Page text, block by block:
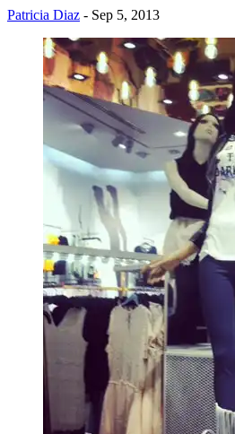
Patricia Diaz - Sep 5, 2013